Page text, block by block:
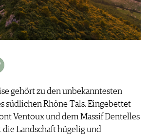
gehört zu den unbekanntesten
südlichen Rhône-Tals. Eingebettet
Ventoux und dem Massif Dentelles
Landschaft hügelig und